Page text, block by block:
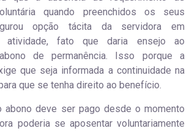
quando preenchidos os seus
opção tácita da servidora em
atividade, fato que daria ensejo ao
de permanência. Isso porque a
que seja informada a continuidade na
que se tenha direito ao benefício.
abono deve ser pago desde o momento
poderia se aposentar voluntariamente